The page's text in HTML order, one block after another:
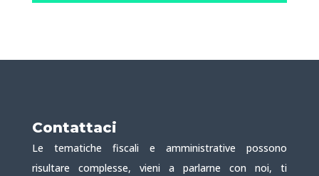
Contattaci
Le tematiche fiscali e amministrative possono
risultare complesse, vieni a parlarne con noi, ti